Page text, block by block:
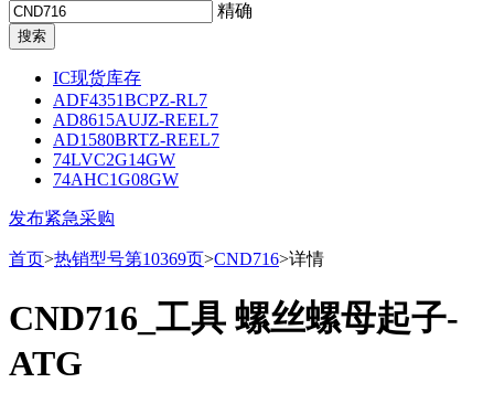
精确
IC现货库存
ADF4351BCPZ-RL7
AD8615AUJZ-REEL7
AD1580BRTZ-REEL7
74LVC2G14GW
74AHC1G08GW
发布紧急采购
首页>热销型号第10369页>CND716>详情
CND716_工具 螺丝螺母起子-
ATG